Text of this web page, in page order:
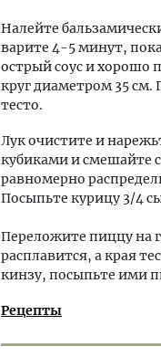
Налейте
варите 4-5 минут,
острый соус и хорошо
круг диаметром 35 см.
тесто.
Лук очистите и
кубиками и смешайте с
равномерно
Посыпьте курицу 3/4
Переложите пиццу на
расплавится, а края
кинзу, посыпьте ими
Рецепты